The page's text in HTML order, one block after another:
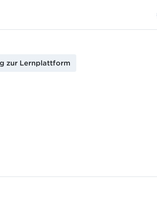
zur Lernplattform